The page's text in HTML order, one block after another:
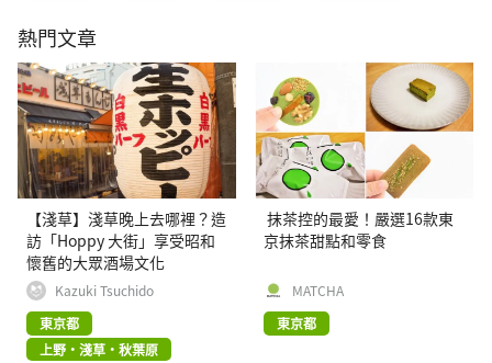
熱門文章
【淺草】淺草晚上去哪裡？造
訪「Hoppy 大街」享受昭和
懷舊的大眾酒場文化
Kazuki Tsuchido
東京都
上野・淺草・秋葉原
抹茶控的最愛！嚴選16款東
京抹茶甜點和零食
MATCHA
東京都